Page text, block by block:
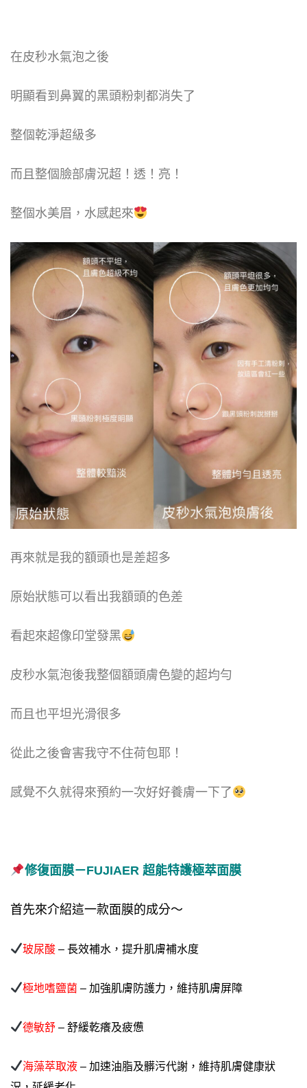
在皮秒水氣泡之後
明顯看到鼻翼的黑頭粉刺都消失了
整個乾淨超級多
而且整個臉部膚況超！透！亮！
整個水美眉，水感起來
再來就是我的額頭也是差超多
原始狀態可以看出我額頭的色差
看起來超像印堂發黑
皮秒水氣泡後我整個額頭膚色變的超均勻
而且也平坦光滑很多
從此之後會害我守不住荷包耶！
感覺不久就得來預約一次好好養膚一下了
修復面膜－FUJIAER 超能特護極萃面膜
首先來介紹這一款面膜的成分～
玻尿酸 – 長效補水，提升肌膚補水度
極地嗜鹽菌 – 加強肌膚防護力，維持肌膚屏障
德敏舒 – 舒緩乾癢及疲憊
海藻萃取液 – 加速油脂及髒污代謝，維持肌膚健康狀